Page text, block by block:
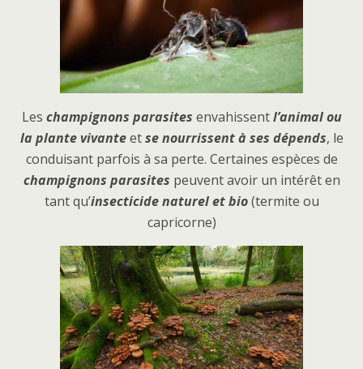
Les champignons parasites envahissentl’animal ou
la plante vivanteetse nourrissent à ses dépends, le
conduisant parfois à sa perte. Certaines espèces de
champignons parasites peuvent avoir un intérêt en
tant qu’insecticide naturel et bio(termite ou
capricorne)